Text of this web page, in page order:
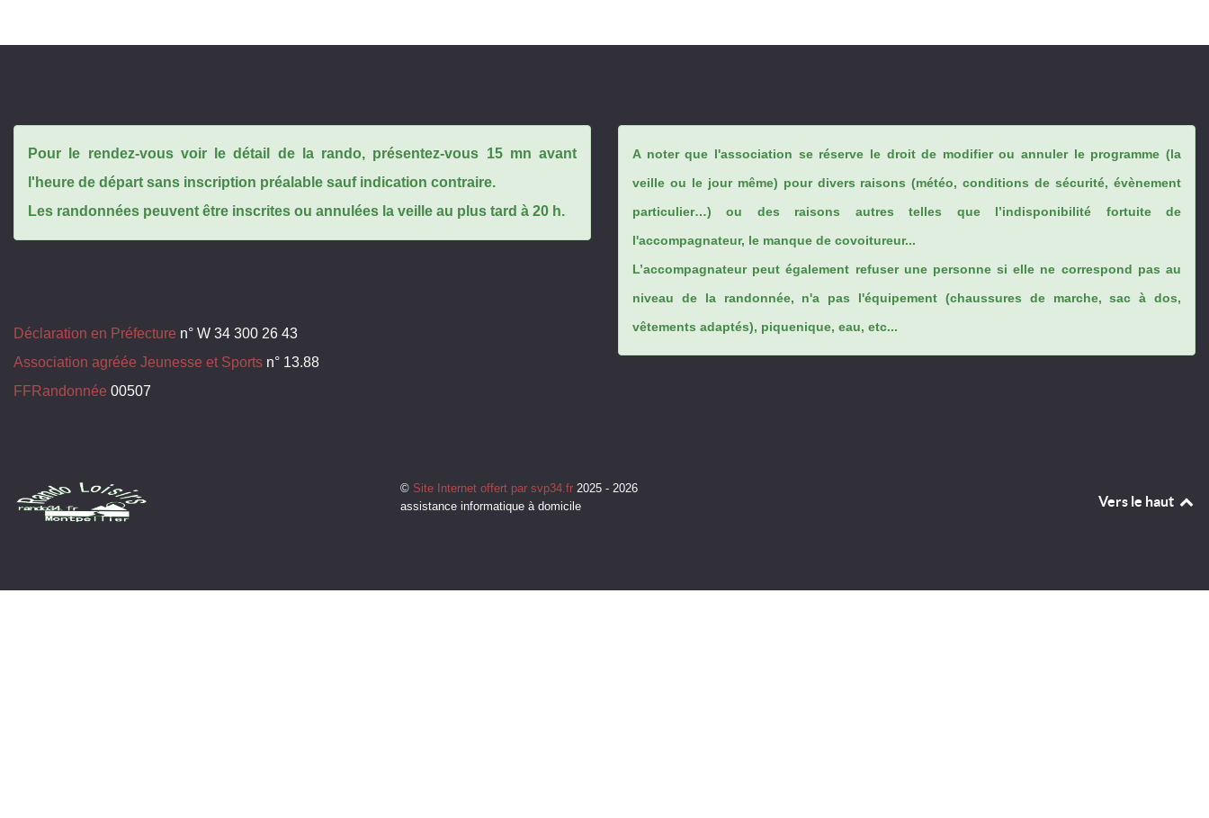
Pour le rendez-vous voir le détail de la rando, présentez-vous 15 mn avant
l'heure de départ sans inscription préalable sauf indication contraire.
Les randonnées peuvent être inscrites ou annulées la veille au plus tard à 20 h.
Déclaration en Préfecture n° W 34 300 26 43
Association agréée Jeunesse et Sports n° 13.88
FFRandonnée 00507
A noter que l'association se réserve le droit de modifier ou annuler le programme (la
veille ou le jour même) pour divers raisons (météo, conditions de sécurité, évènement
particulier…) ou des raisons autres telles que l’indisponibilité fortuite de
l'accompagnateur, le manque de covoitureur...
L’accompagnateur peut également refuser une personne si elle ne correspond pas au
niveau de la randonnée, n'a pas l'équipement (chaussures de marche, sac à dos,
vêtements adaptés), piquenique, eau, etc...
© Site Internet offert par svp34.fr2025 - 2026
assistance informatique à domicile
Vers le haut